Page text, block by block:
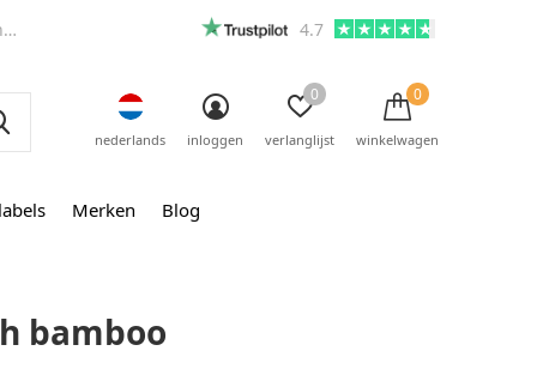
Merken Blog
nederlands inloggen verlanglijst
0
winkelwagen
0
4.7
bamboo